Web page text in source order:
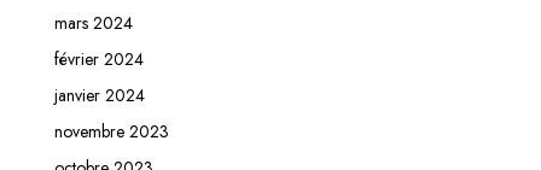
mars 2024
février 2024
janvier 2024
novembre 2023